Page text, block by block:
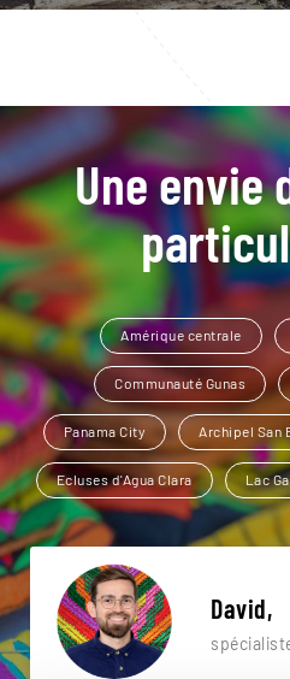
Une envie
Amérique centrale
Communauté Gunas
Panama City Archipel San
Ecluses d'Agua Clara Lac
David,